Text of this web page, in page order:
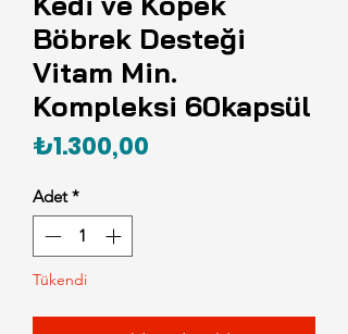
Böbrek Desteği
Vitam Min.
Kompleksi 60kapsül
₺1.300,00
Adet *
Tükendi